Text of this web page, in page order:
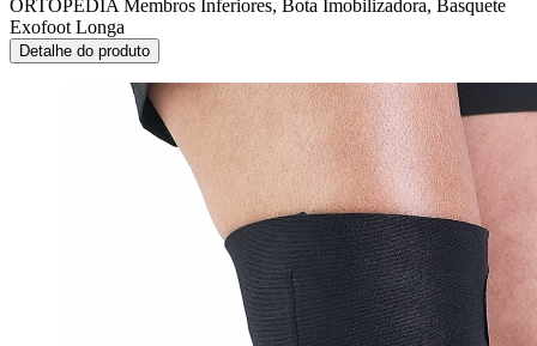
ORTOPEDIA Membros Inferiores, Bota Imobilizadora, Basquete
Exofoot Longa
Detalhe do produto